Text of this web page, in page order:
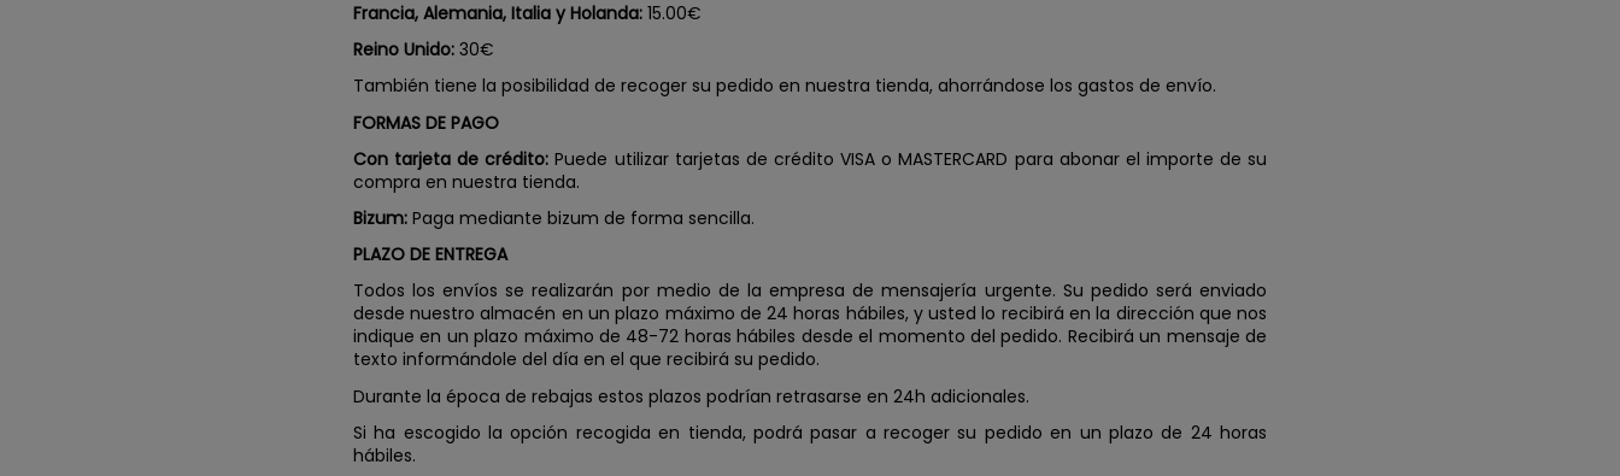
Francia, Alemania, Italia y Holanda:15.00€
Reino Unido:30€
También tiene la posibilidad de recoger su pedido en nuestra tienda, ahorrándose los gastos de envío.
FORMAS DE PAGO
Con tarjeta de crédito: Puede utilizar tarjetas de crédito VISA o MASTERCARD para abonar el importe de su
compra en nuestra tienda.
Bizum:Paga mediante bizum de forma sencilla.
PLAZO DE ENTREGA
Todos los envíos se realizarán por medio de la empresa de mensajería urgente. Su pedido será enviado
desde nuestro almacén en un plazo máximo de 24 horas hábiles, y usted lo recibirá en la dirección que nos
indique en un plazo máximo de 48-72 horas hábiles desde el momento del pedido. Recibirá un mensaje de
texto informándole del día en el que recibirá su pedido.
Durante la época de rebajas estos plazos podrían retrasarse en 24h adicionales.
Si ha escogido la opción recogida en tienda, podrá pasar a recoger su pedido en un plazo de 24 horas
hábiles.